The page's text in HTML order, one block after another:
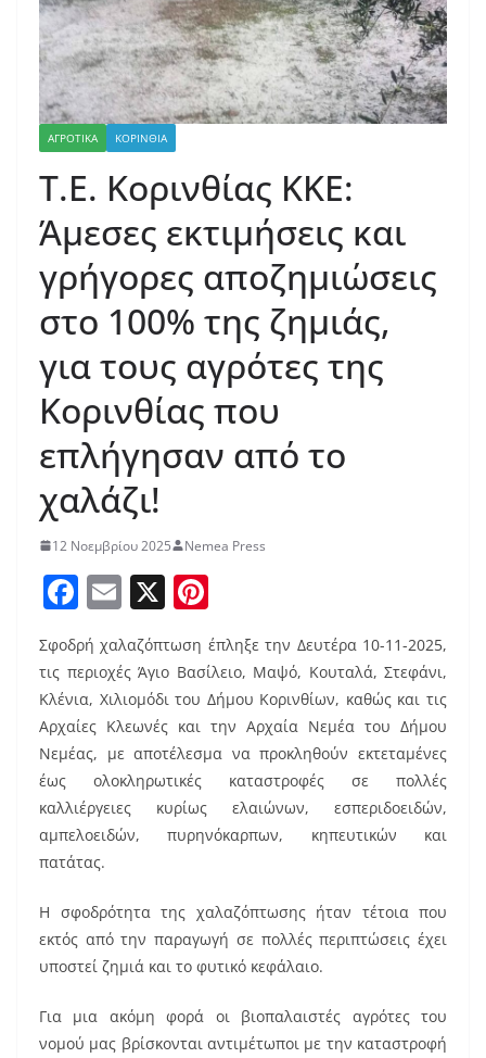
ΑΓΡΟΤΙΚΑ ΚΟΡΙΝΘΙΑ
Τ.Ε. Κορινθίας ΚΚΕ:
Άμεσες εκτιμήσεις και
γρήγορες αποζημιώσεις
στο 100% της ζημιάς,
για τους αγρότες της
Κορινθίας που
επλήγησαν από το
χαλάζι!
12 Νοεμβρίου 2025 Nemea Press
F
a
c
e
b
o
o
k
E
m
ai
l
X
nt
er
e
st
Σφοδρή χαλαζόπτωση έπληξε την Δευτέρα 10-11-2025,
τις περιοχές Άγιο Βασίλειο, Μαψό, Κουταλά, Στεφάνι,
Κλένια, Χιλιομόδι του Δήμου Κορινθίων, καθώς και τις
Αρχαίες Κλεωνές και την Αρχαία Νεμέα του Δήμου
Νεμέας, με αποτέλεσμα να προκληθούν εκτεταμένες
έως ολοκληρωτικές καταστροφές σε πολλές
καλλιέργειες κυρίως ελαιώνων, εσπεριδοειδών,
αμπελοειδών, πυρηνόκαρπων, κηπευτικών και
πατάτας.
Η σφοδρότητα της χαλαζόπτωσης ήταν τέτοια που
εκτός από την παραγωγή σε πολλές περιπτώσεις έχει
υποστεί ζημιά και το φυτικό κεφάλαιο.
Για μια ακόμη φορά οι βιοπαλαιστές αγρότες του
νομού μας βρίσκονται αντιμέτωποι με την καταστροφή